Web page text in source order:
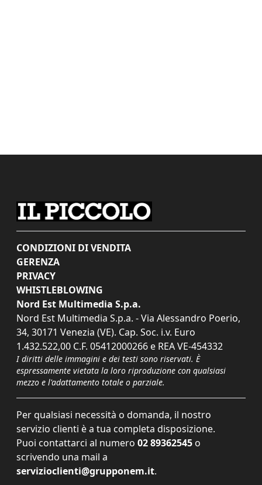
CONDIZIONI DI VENDITA
GERENZA
PRIVACY
WHISTLEBLOWING
Nord Est Multimedia S.p.a.
Nord Est Multimedia S.p.a. - Via Alessandro Poerio,
34, 30171 Venezia (VE). Cap. Soc. i.v. Euro
1.432.522,00 C.F. 05412000266 e REA VE-454332
I diritti delle immagini e dei testi sono riservati. È
espressamente vietata la loro riproduzione con qualsiasi
mezzo e l'adattamento totale o parziale.
Per qualsiasi necessità o domanda, il nostro
servizio clienti è a tua completa disposizione.
Puoi contattarci al numero 02 89362545 o
scrivendo una mail a
servizioclienti@grupponem.it.